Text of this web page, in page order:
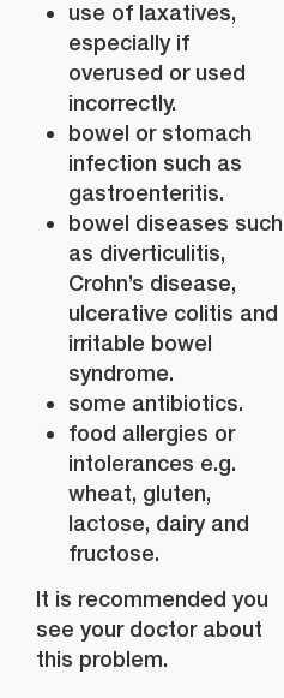
use of laxatives,
especially if
overused or used
incorrectly.
bowel or stomach
infection such as
gastroenteritis.
bowel diseases such
as diverticulitis,
Crohn’s disease,
ulcerative colitis and
irritable bowel
syndrome.
some antibiotics.
food allergies or
intolerances e.g.
wheat, gluten,
lactose, dairy and
fructose.
It is recommended you
see your doctor about
this problem.